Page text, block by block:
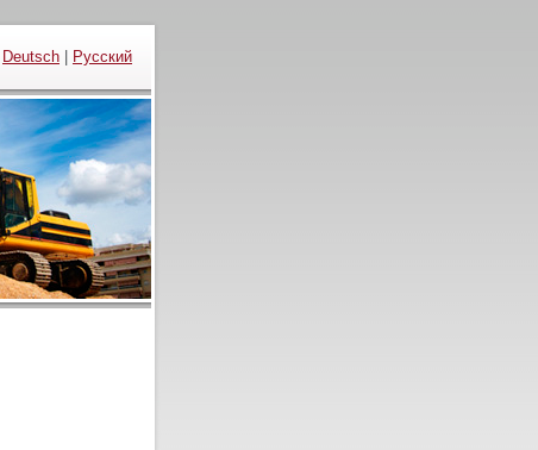
Deutsch Русский